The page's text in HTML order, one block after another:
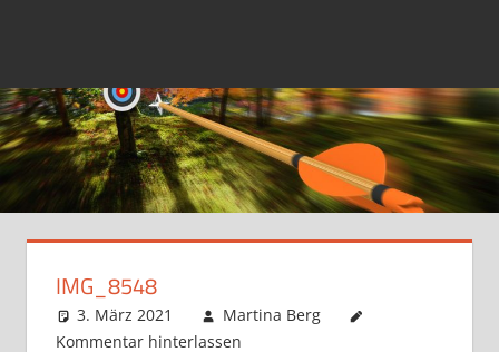
IMG_8548
3. März 2021
Martina Berg
Kommentar hinterlassen